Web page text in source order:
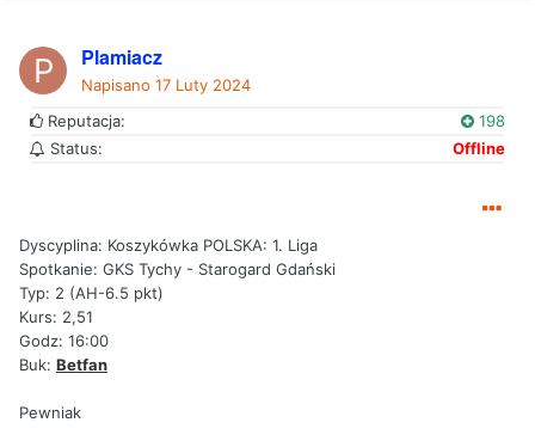
Plamiacz
Napisano 17 Luty 2024
Reputacja:
198
Status:
Offline
Dyscyplina: Koszykówka POLSKA: 1. Liga
Spotkanie: GKS Tychy - Starogard Gdański
Typ: 2 (AH-6.5 pkt)
Kurs: 2,51
Godz: 16:00
Buk: Betfan
Pewniak